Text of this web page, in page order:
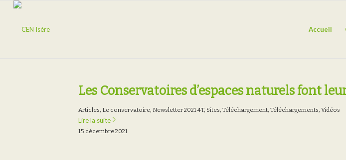
Accueil
Les Conservatoires d’espaces naturels font
Articles, Le conservatoire, Newsletter 2021 4T, Sites, Téléchargement, Téléchargements, Vidéos
Lire la suite
15 décembre 2021